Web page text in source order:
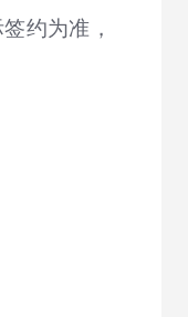
约为准，